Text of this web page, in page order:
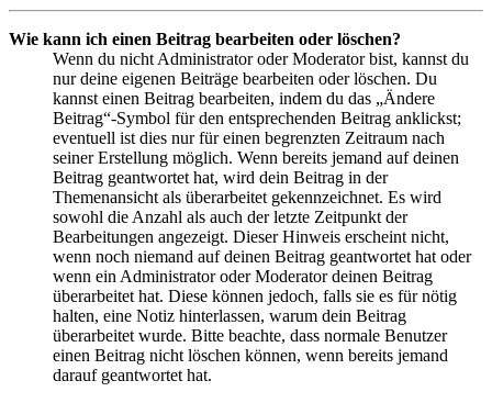
Wie kann ich einen Beitrag bearbeiten oder löschen?
Wenn du nicht Administrator oder Moderator bist, kannst du
nur deine eigenen Beiträge bearbeiten oder löschen. Du
kannst einen Beitrag bearbeiten, indem du das „Ändere
Beitrag“-Symbol für den entsprechenden Beitrag anklickst;
eventuell ist dies nur für einen begrenzten Zeitraum nach
seiner Erstellung möglich. Wenn bereits jemand auf deinen
Beitrag geantwortet hat, wird dein Beitrag in der
Themenansicht als überarbeitet gekennzeichnet. Es wird
sowohl die Anzahl als auch der letzte Zeitpunkt der
Bearbeitungen angezeigt. Dieser Hinweis erscheint nicht,
wenn noch niemand auf deinen Beitrag geantwortet hat oder
wenn ein Administrator oder Moderator deinen Beitrag
überarbeitet hat. Diese können jedoch, falls sie es für nötig
halten, eine Notiz hinterlassen, warum dein Beitrag
überarbeitet wurde. Bitte beachte, dass normale Benutzer
einen Beitrag nicht löschen können, wenn bereits jemand
darauf geantwortet hat.